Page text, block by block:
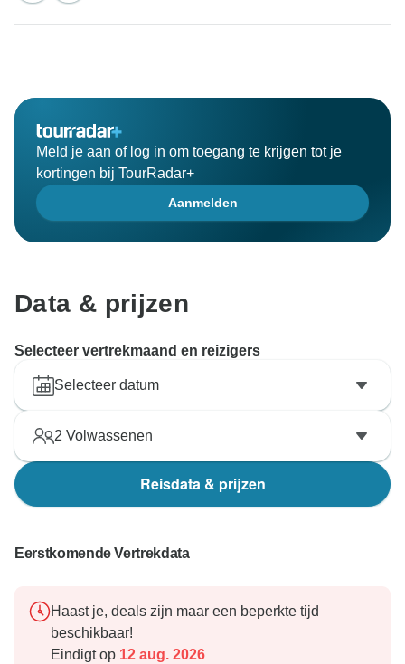
Meld je aan of log in om toegang te krijgen tot je
kortingen bij TourRadar+
Aanmelden
Data & prijzen
Selecteer vertrekmaand en reizigers
Selecteer datum
2 Volwassenen
Reisdata & prijzen
Eerstkomende Vertrekdata
Haast je, deals zijn maar een beperkte tijd
beschikbaar!
Eindigt op 12 aug. 2026